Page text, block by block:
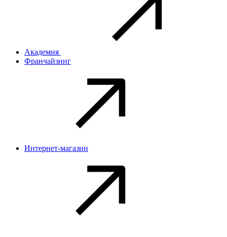
Академия
Франчайзинг
Интернет-магазин